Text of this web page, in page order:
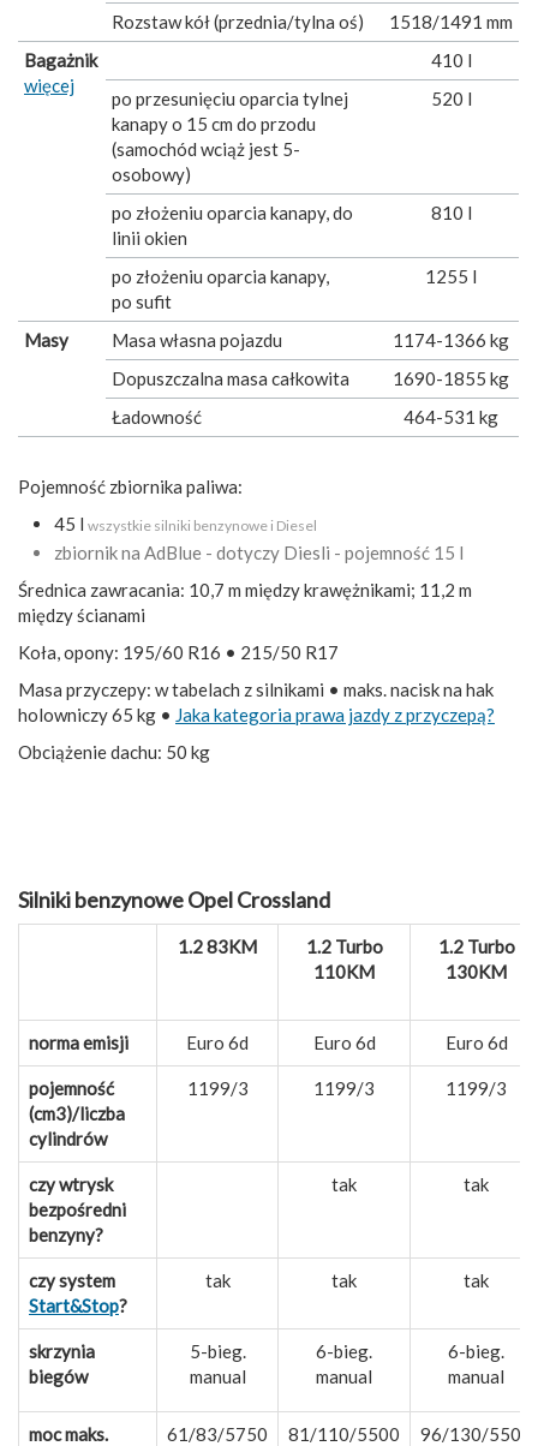
Rozstaw kół (przednia/tylna oś)
1518/1491 mm
Bagażnik
więcej
410 l
po przesunięciu oparcia tylnej
kanapy o 15 cm do przodu
(samochód wciąż jest 5-
osobowy)
520 l
po złożeniu oparcia kanapy, do
linii okien
810 l
po złożeniu oparcia kanapy,
po sufit
1255 l
Masy Masa własna pojazdu
1174-1366 kg
Dopuszczalna masa całkowita
1690-1855 kg
Ładowność
464-531 kg
Pojemność zbiornika paliwa:
45 l wszystkie silniki benzynowe i Diesel
zbiornik na AdBlue - dotyczy Diesli - pojemność 15 l
Średnica zawracania: 10,7 m między krawężnikami; 11,2 m
między ścianami
Koła, opony: 195/60 R16 • 215/50 R17
Masa przyczepy: w tabelach z silnikami • maks. nacisk na hak
holowniczy 65 kg • Jaka kategoria prawa jazdy z przyczepą?
Obciążenie dachu: 50 kg
Silniki benzynowe Opel Crossland
1.2 83KM
1.2 Turbo
110KM
1.2 Turbo
130KM
norma emisji Euro 6d Euro 6d Euro 6d
pojemność
(cm3)/liczba
cylindrów
1199/3 1199/3 1199/3
czy wtrysk
bezpośredni
benzyny?
tak tak
czy system
Start&Stop?
tak tak tak
skrzynia
biegów
5-bieg.
manual
6-bieg.
manual
6-bieg.
manual
moc maks.
61/83/5750 81/110/5500 96/130/5500